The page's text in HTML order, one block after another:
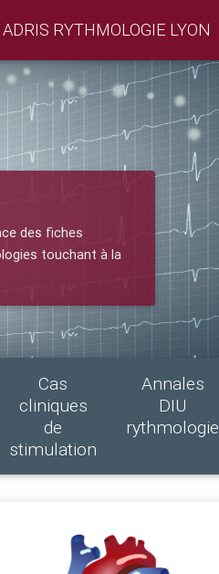
ADRIS RYTHMOLOGIE LYON
des fiches
touchant à la
Cas
cliniques
de
stimulation
Annales
DIU
rythmologie